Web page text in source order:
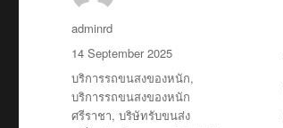
Author
adminrd
Posted
on
14 September 2025
Tags
บริการรถขนสงของหนัก,
บริการรถขนสงของหนัก
ศรีราชา,บริษัทรับขนส่ง